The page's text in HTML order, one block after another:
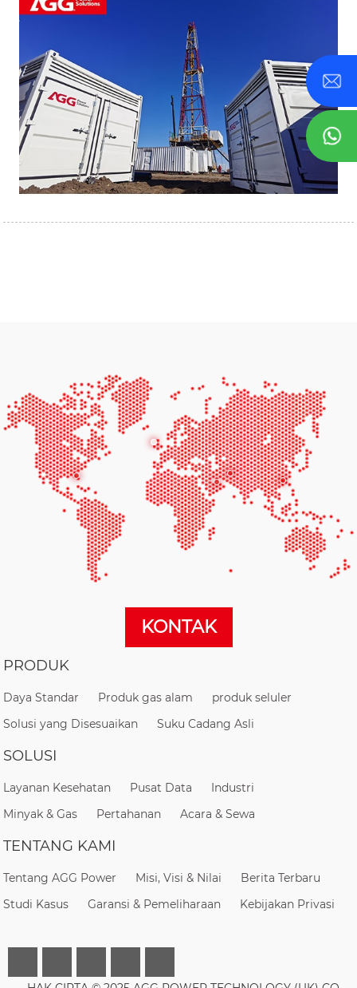
KONTAK
PRODUK
Daya Standar Produk gas alam
produk seluler
Solusi yang Disesuaikan
Suku Cadang Asli
SOLUSI
Layanan Kesehatan Pusat Data
Industri
Minyak & Gas
Pertahanan Acara & Sewa
TENTANG KAMI
Tentang AGG Power Misi, Visi & Nilai
Berita Terbaru
Studi Kasus
Garansi & Pemeliharaan Kebijakan Privasi